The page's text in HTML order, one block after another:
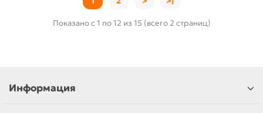
Показано с 1 по 12 из 15 (всего 2 страниц)
Информация